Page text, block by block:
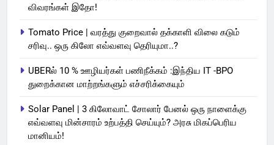
விவரங்கள் இதோ!
Tomato Price | வரத்து குறைவால் தக்காளி விலை கடும்
சரிவு.. ஒரு கிலோ எவ்வளவு தெரியுமா..?
UBERல் 10 % ஊழியர்கள் பணிநீக்கம் :இந்திய IT -BPO
துறைக்கான மாற்றங்களும் எச்சரிக்கையும்
Solar Panel | 3 கிலோவாட் சோலார் பேனல் ஒரு நாளைக்கு
எவ்வளவு மின்சாரம் உற்பத்தி செய்யும்? அரசு மிகப்பெரிய
மானியம்!